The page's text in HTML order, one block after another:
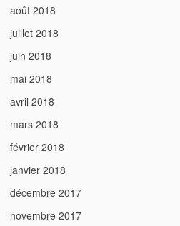
août 2018
juillet 2018
juin 2018
mai 2018
avril 2018
mars 2018
février 2018
janvier 2018
décembre 2017
novembre 2017